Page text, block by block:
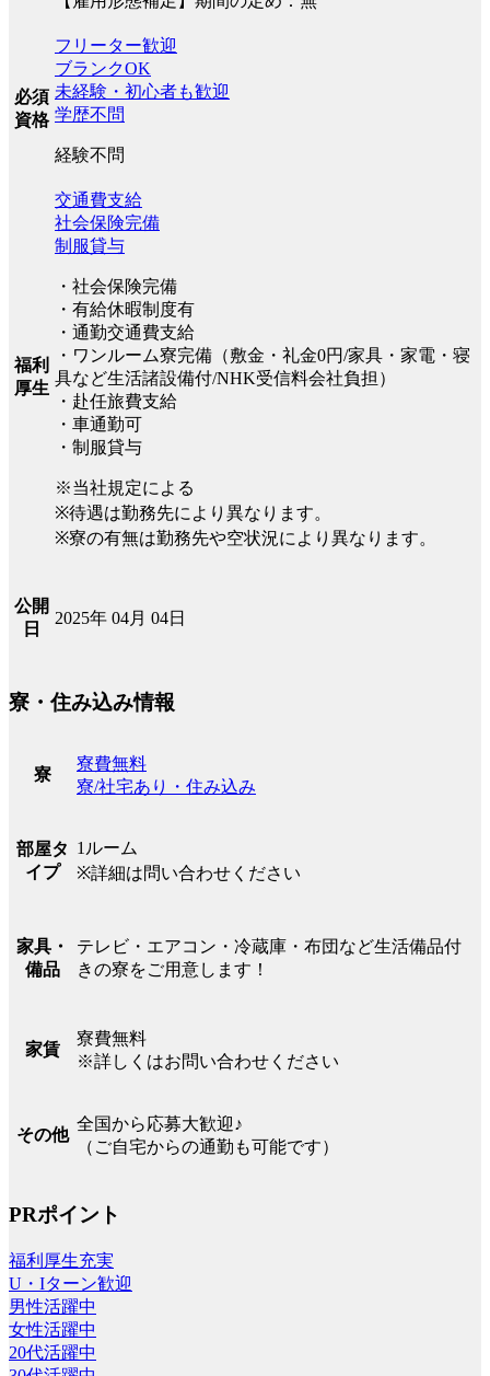
必須
資格
フリーター歓迎
ブランクOK
未経験・初心者も歓迎
学歴不問
経験不問
福利
厚生
交通費支給
社会保険完備
制服貸与
・社会保険完備
・有給休暇制度有
・通勤交通費支給
・ワンルーム寮完備（敷金・礼金0円/家具・家電・寝
具など生活諸設備付/NHK受信料会社負担）
・赴任旅費支給
・車通勤可
・制服貸与
※当社規定による
※待遇は勤務先により異なります。
※寮の有無は勤務先や空状況により異なります。
公開
日
2025年 04月 04日
寮・住み込み情報
寮
寮費無料
寮/社宅あり・住み込み
部屋タ
イプ
1ルーム
※詳細は問い合わせください
家具・
備品
テレビ・エアコン・冷蔵庫・布団など生活備品付
きの寮をご用意します！
家賃
寮費無料
※詳しくはお問い合わせください
その他
全国から応募大歓迎♪
（ご自宅からの通勤も可能です）
PRポイント
福利厚生充実
U・Iターン歓迎
男性活躍中
女性活躍中
20代活躍中